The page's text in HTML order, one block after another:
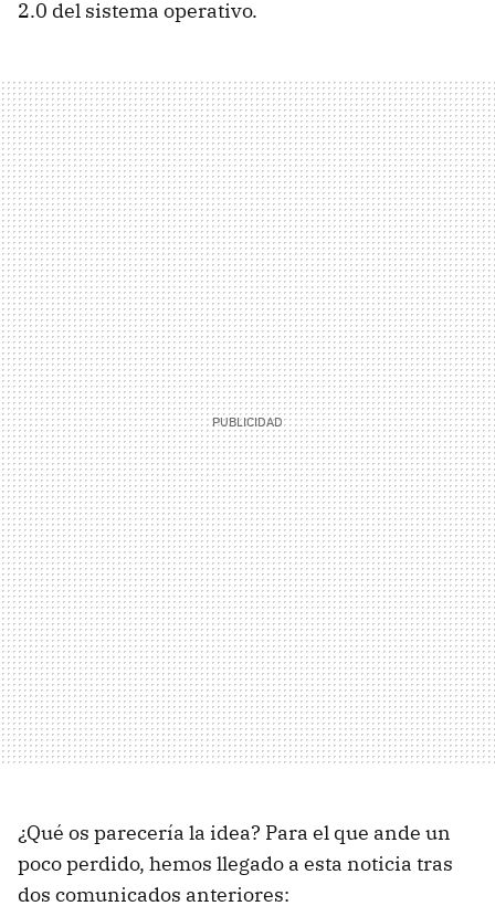
2.0 del sistema operativo.
¿Qué os parecería la idea? Para el que ande un
poco perdido, hemos llegado a esta noticia tras
dos comunicados anteriores: